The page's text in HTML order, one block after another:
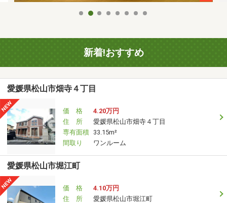
新着!おすすめ
愛媛県松山市畑寺４丁目
価 格
4.20万円
住 所
愛媛県松山市畑寺４丁目
専有面積 33.15m²
間取り
ワンルーム
愛媛県松山市堀江町
価 格
4.10万円
住 所
愛媛県松山市堀江町